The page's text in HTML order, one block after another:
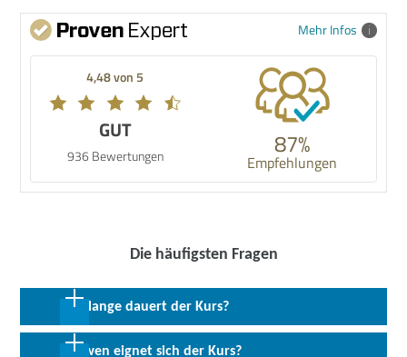
Mehr Infos
4,48 von 5
GUT
936 Bewertungen 87%
Empfehlungen
Die häufigsten Fragen
Wie lange dauert der Kurs?
4 Wochen in Vollzeit; 8 Wochen in Teilzeit
Für wen eignet sich der Kurs?